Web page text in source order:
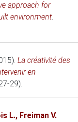
approach for
environment.
. La créativité des
en
29).
L., Freiman V.